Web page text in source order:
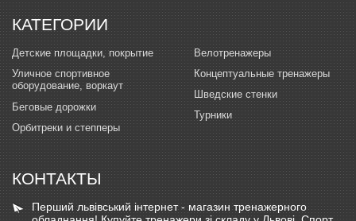
КАТЕГОРИИ
Детские площадки, покрытие
Уличное спортивное
оборудование, воркаут
Беговые дорожки
Орбитреки и степперы
Велотренажеры
Концептуальные тренажеры
Шведские стенки
Турники
КОНТАКТЫ
Перший львівський інтернет - магазин тренажерного